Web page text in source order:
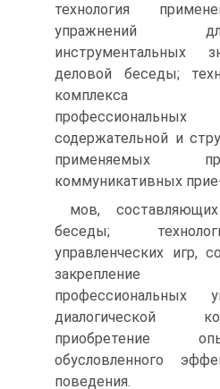
технология
упражнений
инструментальных
деловой беседы;
комплекса
содержательной и
применяемых
коммуникативных
мов,
беседы;
управленческих игр,
закрепление
диалогической
приобретение
обусловленного
поведения.